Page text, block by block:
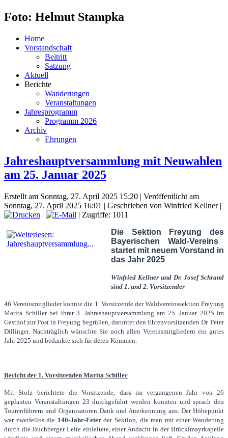
Foto: Helmut Stampka
Home
Vorstandschaft
Beitritt
Satzung
Aktuell
Berichte
Wanderungen
Veranstaltungen
Jahresprogramm
Programm 2026
Archiv
Ehrungen
Jahreshauptversammlung mit Neuwahlen
am 25. Januar 2025
Erstellt am Sonntag, 27. April 2025 15:20 | Veröffentlicht am
Sonntag, 27. April 2025 16:01 | Geschrieben von Winfried Kellner|
|
| Zugriffe: 1011
Die Sektion Freyung des
Bayerischen Wald-Vereins
startet mit neuem Vorstand in
das Jahr 2025
Winfried Kellner und Dr. Josef Schraml
sind 1. und 2. Vorsitzender
46 Vereinsmitglieder konnte die 1. Vorsitzende der Waldvereinssektion Freyung
Marita Schiller bei ihrer 3. Jahreshauptversammlung am 25. Januar 2025 im
Gasthof zur Post in Freyung begrüßen, darunter den Ehrenvorsitzenden Dr. Peter
Dillinger. Nachträglich wünschte Sie noch allen Vereinsmitgliedern ein gutes
Jahr 2025 und bedankte sich für deren Kommen.
Bericht der 1. Vorsitzenden Marita Schiller
Mit Stolz berichtete die Vorsitzende, dass im vergangenen Jahr von 26
geplanten Veranstaltungen 23 durchgeführt werden konnten und sprach den
Tourenführern und Organisatoren Dank und Anerkennung aus. Der Höhepunkt
war zweifellos die 140-Jahr-Feierder Sektion, die man mit einer Wanderung
durch die Buchberger Leite einleitete, einer Andacht in der Brücklmayrkapelle